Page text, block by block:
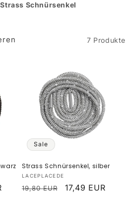
Strass Schnürsenkel
7 Produkte
Sale
Strass Schnürsenkel, silber
Anbieter:
LACEPLACEDE
Normaler
19,80 EUR Verkaufspreis
17,49 EUR